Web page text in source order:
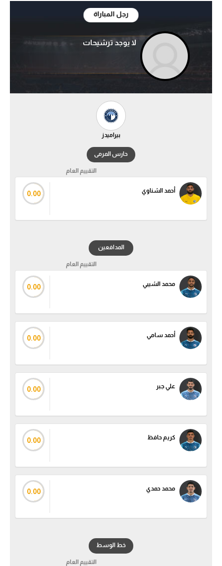
ركن الألعاب
بطولات
الدوري الألماني
الدوري الفرنسي
الدوري السعودي للمحترفين
دوري أبطال إفريقيا
أقسام
الدوري المصري
الكرة الأوروبية
منتخب مصر
الدوري الإسباني
دوري أبطال أوروبا
رجل المباراة
لا يوجد ترشيحات
بيراميدز
حارس المرمى
التقييم العام
أحمد الشناوي 0.00
المدافعين
التقييم العام
محمد الشيبي 0.00
أحمد سامي 0.00
علي جبر 0.00
كريم حافظ 0.00
محمد حمدي 0.00
خط الوسط
التقييم العام